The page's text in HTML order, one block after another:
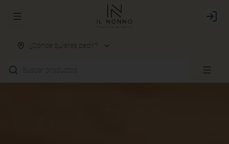
Abrir menu de navegación Login
¿Dónde quieres pedir?
Buscar productos